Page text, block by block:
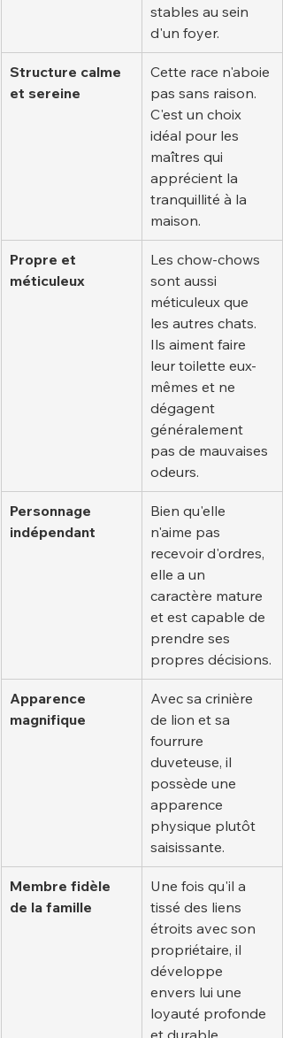
stables au sein
d'un foyer.
Structure calme
et sereine
Cette race n'aboie
pas sans raison.
C'est un choix
idéal pour les
maîtres qui
apprécient la
tranquillité à la
maison.
Propre et
méticuleux
Les chow-chows
sont aussi
méticuleux que
les autres chats.
Ils aiment faire
leur toilette eux-
mêmes et ne
dégagent
généralement
pas de mauvaises
odeurs.
Personnage
indépendant
Bien qu'elle
n'aime pas
recevoir d'ordres,
elle a un
caractère mature
et est capable de
prendre ses
propres décisions.
Apparence
magnifique
Avec sa crinière
de lion et sa
fourrure
duveteuse, il
possède une
apparence
physique plutôt
saisissante.
Membre fidèle
de la famille
Une fois qu'il a
tissé des liens
étroits avec son
propriétaire, il
développe
envers lui une
loyauté profonde
et durable.